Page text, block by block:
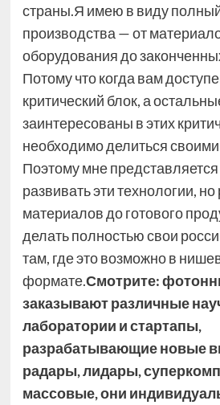
страны.Я имею в виду
производства — от
оборудования до
Потому что когда вам
критический блок, а
заинтересованы в этих
необходимо делиться
Поэтому мне
развивать эти технологии, но
материалов до готового
делать полностью свои
там, где это возможно в
формате.Смотрите:
заказывают различные
лаборатории и стартапы,
разрабатывающие новые
радары, лидары,
массовые, они